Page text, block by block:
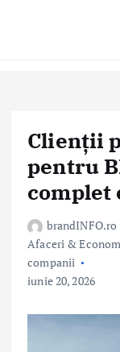
Clienții
pentru
complet
brandINFO.ro
Afaceri &
companii
iunie 20, 2026